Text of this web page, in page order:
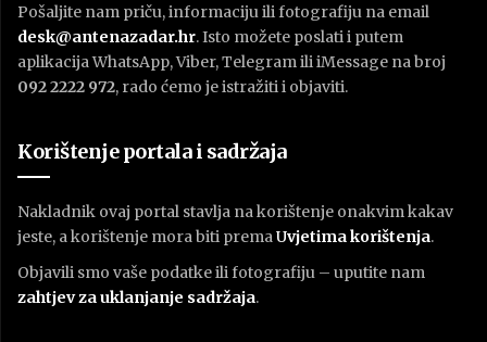
Pošaljite nam priču, informaciju ili fotografiju na email
desk@antenazadar.hr. Isto možete poslati i putem
aplikacija WhatsApp, Viber, Telegram ili iMessage na broj
092 2222 972, rado ćemo je istražiti i objaviti.
Korištenje portala i sadržaja
Nakladnik ovaj portal stavlja na korištenje onakvim kakav
jeste, a korištenje mora biti prema Uvjetima korištenja.
Objavili smo vaše podatke ili fotografiju – uputite nam
zahtjev za uklanjanje sadržaja.